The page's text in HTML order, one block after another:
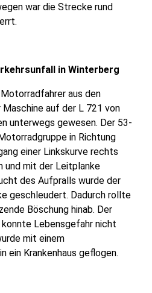
war die Strecke rund
in Winterberg
aus den
auf der L 721 von
unterwegs gewesen. Der 53-
in Richtung
einer Linkskurve rechts
und mit der Leitplanke
des Aufpralls wurde der
geschleudert. Dadurch rollte
Böschung hinab. Der
Lebensgefahr nicht
mit einem
ein Krankenhaus geflogen.